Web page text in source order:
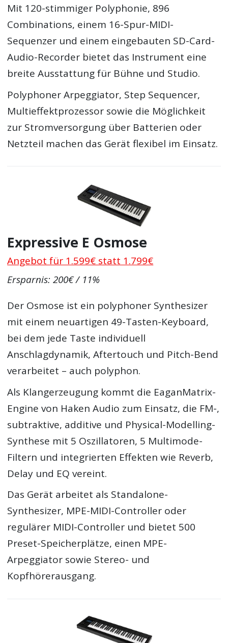
Mit 120-stimmiger Polyphonie, 896
Combinations, einem 16-Spur-MIDI-
Sequenzer und einem eingebauten SD-Card-
Audio-Recorder bietet das Instrument eine
breite Ausstattung für Bühne und Studio.
Polyphoner Arpeggiator, Step Sequencer,
Multieffektprozessor sowie die Möglichkeit
zur Stromversorgung über Batterien oder
Netzteil machen das Gerät flexibel im Einsatz.
Expressive E Osmose
Angebot für 1.599€ statt 1.799€
Ersparnis: 200€ / 11%
Der Osmose ist ein polyphoner Synthesizer
mit einem neuartigen 49-Tasten-Keyboard,
bei dem jede Taste individuell
Anschlagdynamik, Aftertouch und Pitch-Bend
verarbeitet – auch polyphon.
Als Klangerzeugung kommt die EaganMatrix-
Engine von Haken Audio zum Einsatz, die FM-,
subtraktive, additive und Physical-Modelling-
Synthese mit 5 Oszillatoren, 5 Multimode-
Filtern und integrierten Effekten wie Reverb,
Delay und EQ vereint.
Das Gerät arbeitet als Standalone-
Synthesizer, MPE-MIDI-Controller oder
regulärer MIDI-Controller und bietet 500
Preset-Speicherplätze, einen MPE-
Arpeggiator sowie Stereo- und
Kopfhörerausgang.